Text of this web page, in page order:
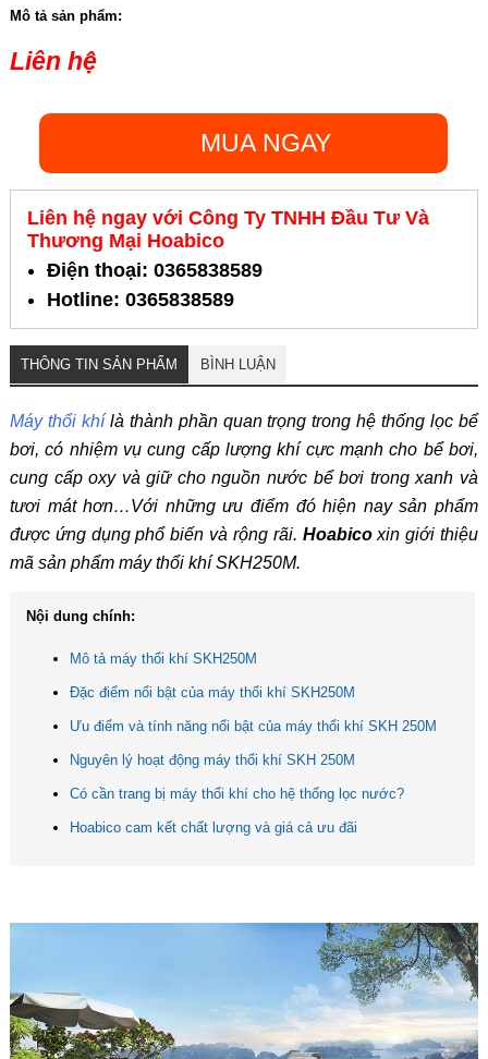
Mô tả sản phẩm:
Liên hệ
MUA NGAY
Liên hệ ngay với Công Ty TNHH Đầu Tư Và
Thương Mại Hoabico
Điện thoại: 0365838589
Hotline: 0365838589
THÔNG TIN SẢN PHẨM BÌNH LUẬN
Máy thổi khílà thành phần quan trọng trong hệ thống lọc bể
bơi, có nhiệm vụ cung cấp lượng khí cực mạnh cho bể bơi,
cung cấp oxy và giữ cho nguồn nước bể bơi trong xanh và
tươi mát hơn…Với những ưu điểm đó hiện nay sản phẩm
được ứng dụng phổ biến và rộng rãi. Hoabicoxin giới thiệu
mã sản phẩm máy thổi khí SKH250M.
Nội dung chính:
Mô tả máy thổi khí SKH250M
Đặc điểm nổi bật của máy thổi khí SKH250M
Ưu điểm và tính năng nổi bật của máy thổi khí SKH 250M
Nguyên lý hoạt động máy thổi khí SKH 250M
Có cần trang bị máy thổi khí cho hệ thống lọc nước?
Hoabico cam kết chất lượng và giá cả ưu đãi